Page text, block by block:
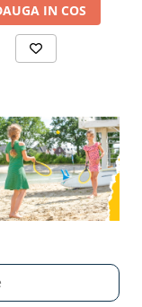
IN COS